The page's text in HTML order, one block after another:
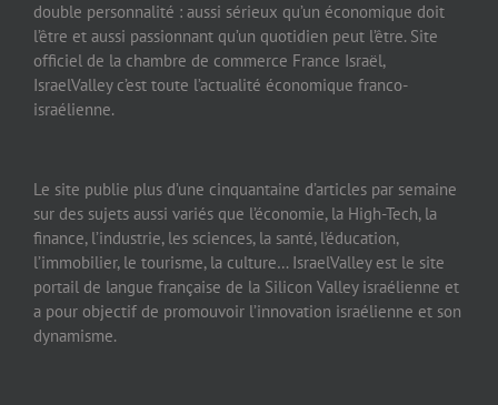
double personnalité : aussi sérieux qu’un économique doit
l’être et aussi passionnant qu’un quotidien peut l’être. Site
officiel de la chambre de commerce France Israël,
IsraelValley c’est toute l’actualité économique franco-
israélienne.
Le site publie plus d’une cinquantaine d’articles par semaine
sur des sujets aussi variés que l’économie, la High-Tech, la
finance, l’industrie, les sciences, la santé, l’éducation,
l’immobilier, le tourisme, la culture… IsraelValley est le site
portail de langue française de la Silicon Valley israélienne et
a pour objectif de promouvoir l’innovation israélienne et son
dynamisme.